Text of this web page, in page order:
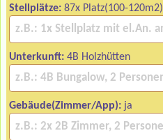
Stellplätze: 87x Platz(100-120m2)
Unterkunft: 4B Holzhütten
Gebäude(Zimmer/App): ja